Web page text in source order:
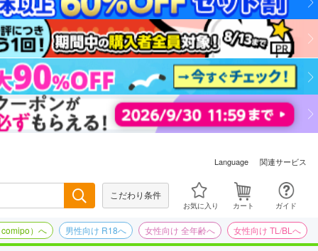
Language 関連サービス
こだわり条件
お気に入り カート ガイド
）へ 男性向け R18へ 女性向け 全年齢へ 女性向け TL/BLへ